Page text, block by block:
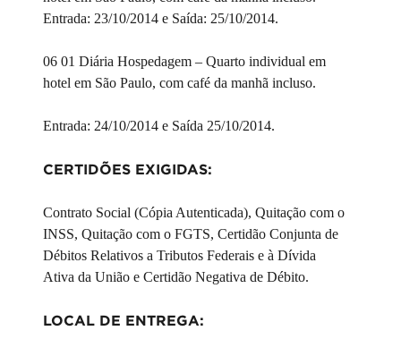
Entrada: 23/10/2014 e Saída: 25/10/2014.
06 01 Diária Hospedagem – Quarto individual em
hotel em São Paulo, com café da manhã incluso.
Entrada: 24/10/2014 e Saída 25/10/2014.
CERTIDÕES EXIGIDAS:
Contrato Social (Cópia Autenticada), Quitação com o
INSS, Quitação com o FGTS, Certidão Conjunta de
Débitos Relativos a Tributos Federais e à Dívida
Ativa da União e Certidão Negativa de Débito.
LOCAL DE ENTREGA: